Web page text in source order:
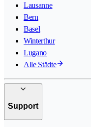
Lausanne
Bern
Basel
Winterthur
Lugano
Alle Städte
Support